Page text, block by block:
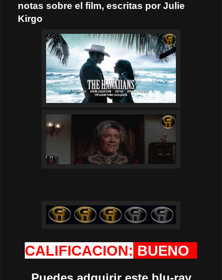
notas sobre el film, escritas por Julie
Kirgo
CALIFICACION: BUENO